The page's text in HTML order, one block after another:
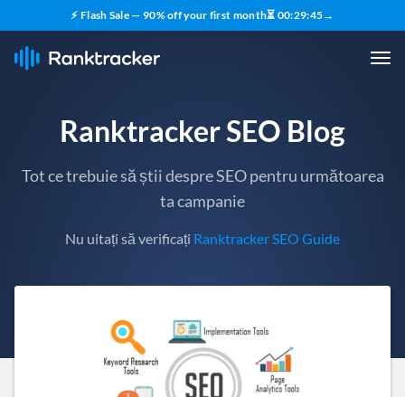
⚡ Flash Sale — 90% off your first month⏳ 00:29:43→
Ranktracker SEO Blog
Tot ce trebuie să știi despre SEO pentru următoarea
ta campanie
Nu uitați să verificați Ranktracker SEO Guide